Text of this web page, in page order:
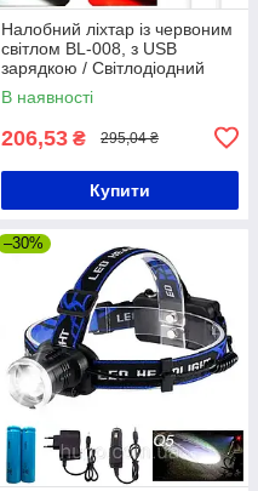
Налобний ліхтар із червоним
світлом BL-008, з USB
зарядкою / Світлодіодний
акумуляторний ліхтарик на
голову
В наявності
206,53 ₴ 295,04 ₴
Купити
–30%